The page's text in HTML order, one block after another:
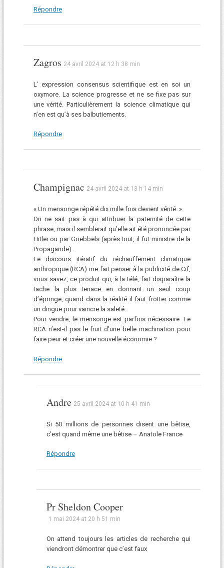
Répondre
Zagros 24 avril 2024 at 12 h 38 min
L’ expression consensus scientifique est en soi un
oxymore. La science progresse et ne se fixe pas sur
une vérité. Particulièrement la science climatique qui
n’en est qu’à ses balbutiements.
Répondre
Champignac 24 avril 2024 at 13 h 14 min
« Un mensonge répété dix mille fois devient vérité. »
On ne sait pas à qui attribuer la paternité de cette
phrase, mais il semblerait qu’elle ait été prononcée par
Hitler ou par Goebbels (après tout, il fut ministre de la
Propagande).
Le discours itératif du réchauffement climatique
anthropique (RCA) me fait penser à la publicité de Cif,
vous savez, ce produit qui, à la télé, fait disparaître la
tache la plus tenace en donnant un seul coup
d’éponge, quand dans la réalité il faut frotter comme
un dingue pour vaincre la saleté.
Pour vendre, le mensonge est parfois nécessaire. Le
RCA n’est-il pas le fruit d’une belle machination pour
faire peur et créer une nouvelle économie ?
Répondre
Andre 25 avril 2024 at 10 h 41 min
Si 50 millions de personnes disent une bêtise,
c’est quand même une bêtise – Anatole France
Répondre
Pr Sheldon Cooper
1 mai 2024 at 20 h 51 min
On attend toujours les articles de recherche qui
viendront démontrer que c’est faux